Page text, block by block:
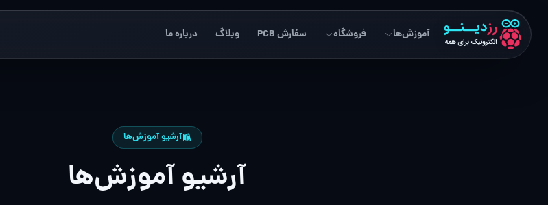
آموزش‌ها فروشگاه سفارش PCB وبلاگ درباره ما
آرشیو آموزش‌ها
آرشیو آموزش‌ها